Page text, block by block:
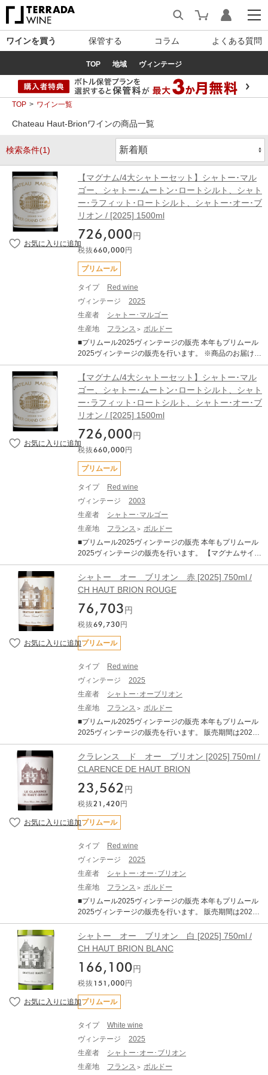
ワインを買う 保管する コラム よくある質問
TOP 地域 ヴィンテージ
TOP ワイン一覧
Chateau Haut-Brionワインの商品一覧
検索条件(1)
【マグナム/4大シャトーセット】シャトー･マル
ゴー、シャトー･ムートン･ロートシルト、シャト
ー･ラフィット･ロートシルト、シャトー･オー･ブ
リオン / [2025] 1500ml
726,000 円
税抜660,000 円
プリムール
タイプ
Red wine
ヴィンテージ
2025
生産者
シャトー･マルゴー
生産地
フランス
ボルドー
■プリムール2025ヴィンテージの販売 本年もプリムール
2025ヴィンテージの販売を行います。 ※商品のお届け予
定は2028年秋～2029年2月頃となります。 【マグナムサ
イズ販売企画】 プリムール2025の販売開始を記念いたし
まして、 人気の銘柄においてマグナムサイズ（1500ml）
の特別販売を数量限定で行います。 販売期間 7月21日
(火)～8月31日(月) ■商品について ワインの長期熟成にお
いて、一般的にボトルなどサイズが大きい方が、 よりゆ
っくりと優雅に熟成が進むといわれております。 プリム
ールだからこそできる1500mlのマグナムサイズ 4大シャ
トーを1本ずつセットにして販売いたします。 長期熟成
ポテンシャルの秘めた素晴しいヴィンテージをこの機会
にいかがでしょうか？ ・シャトー･マルゴー2025（1500
ml）×1 ・シャトー･ムートン･ロートシルト2025（150
（1500ml）×1 ・シャトー･オー･ブリオン2025（1500
ml）×1 ※商品のお届け予定は2028年秋～2029年2月頃
となります。 ■ボルドー2025年について 2025年ヴィン
テージは、近年の高糖度・高アルコール化の傾向から一
転し、「クラシックなアルコール度数」と「完璧なバラ
ンス」、「エレガンス」が備わった、長期熟成ポテンシ
月の平均気温は過去10年平均を大きく上回る暑く乾燥し
た夏でしたが、夜間に気温が下がったことで美しい酸が
保持されました 結果として、過熟感やオークの主張とい
った過剰な要素が極めて少なく 、濃縮感、フレッシュ
さ、タンニン、果実味、精緻さが完璧なバランスで調和
しています。 歴史的な低収量でリリースの本数はこの30
年の中でも最も少ないレベルに落ち込んでいます。前年
が、生産量が限定的なヴィンテージとなります。 赤ワイ
ンは総じて非常に品質が良く、濃厚で骨格がありながら
ンは総じて量が多く、長期熟成のポテンシャルの高さを
強く感じさせます。 また、白ワインも大変すばらしいヴ
ィンテージです。 完熟ブドウ由来のアロマティックさ
と、早い収穫によって維持された活き活きとした酸との
対比が素晴らしい仕上がりです 純度、複雑さ、バランス
を兼ね備えたバランスで、申し分のない素晴らしいアロ
写真はイメージとなります。エチケットなど変更となる
場合がございます。 ※説明の内容はAI翻訳による和訳を
掲載しております。 ※クール便にてお届けいたします。
※ご配送料はご購入状況に応じてご決済時に加算となり
ます。 ※TERRADA WINE STORAGEボトル保管へのお
届けも可能です。
【マグナム/4大シャトーセット】シャトー･マル
ゴー、シャトー･ムートン･ロートシルト、シャト
ー･ラフィット･ロートシルト、シャトー･オー･ブ
リオン / [2025] 1500ml
726,000 円
税抜660,000 円
プリムール
タイプ
Red wine
ヴィンテージ
2003
生産者
シャトー･マルゴー
生産地
フランス
ボルドー
■プリムール2025ヴィンテージの販売 本年もプリムール
2025ヴィンテージの販売を行います。 【マグナムサイズ
販売企画】 プリムール2025の販売開始を記念いたしまし
て、人気の銘柄においてマグナムサイズ（1500ml）の特
別販売を数量限定で行います。 販売期間 7月21日(火)～
8月31日(月) ■商品について 極めてリリース本数の少ない
ヴィンテージとなりました。 そちらを4本セットにして
の販売となります。 ボトルサイズ変更はプリムールだか
らこそおこなえる特別な商品となります。 ・シャトー･
マルゴー2025（1500ml）×1 ・シャトー･ムートン･ロ
ートシルト2025（1500ml）×1 ・シャトー･ラフィッ
ト･ロートシルト2025（1500ml）×1 ・シャトー･オー･
ブリオン2025（1500ml）×1 ※商品のお届け予定は2028
年秋～2028年2月頃となります。 ■ボルドー2025年につ
いて 2025年ヴィンテージは、近年の高糖度・高アルコー
ル化の傾向から一転し、「クラシックなアルコール度
た、長期熟成ポテンシャルの秘めた素晴しいヴィンテー
ジとなりました。 6～8月の平均気温は過去10年平均を大
ったことで美しい酸が保持されました 結果として、過熟
感やオークの主張といった過剰な要素が極めて少なく 、
璧なバランスで調和しています。 歴史的な低収量でリリ
ースの本数はこの30年の中でも最も少ないレベルに落ち
因とされていますが、生産量が限定的なヴィンテージと
骨格がありながらもエレガントで、純粋な果実味を備え
ています。 タンニンは総じて量が多く、長期熟成のポテ
大変すばらしいヴィンテージです。 完熟ブドウ由来のア
ロマティックさと、早い収穫によって維持された活き活
きとした酸との対比が素晴らしい仕上がりです 純度、複
雑さ、バランスを兼ね備えたバランスで、申し分のない
--------------- ※写真はイメージとなります。エチケットな
ど変更となる場合がございます。 ※説明の内容はAI翻訳
による和訳を掲載しております。 ※クール便にてお届け
いたします。 ※ご配送料はご購入状況に応じてご決済時
に加算となります。 ※TERRADA WINE STORAGEボト
ル保管へのお届けも可能です。
シャトー オー ブリオン 赤 [2025] 750ml /
CH HAUT BRION ROUGE
76,703 円
税抜69,730 円
プリムール
タイプ
Red wine
ヴィンテージ
2025
生産者
シャトー･オーブリオン
生産地
フランス
ボルドー
■プリムール2025ヴィンテージの販売 本年もプリムール
2025ヴィンテージの販売を行います。 販売期間は2026
年7月21日17:00～11月30日までとなります。 ※商品の
お届け予定は2028年秋～2029年2月頃となります。 ■商
品について シャトー オー ブリオン 赤 [2025] 750ml
×1 ・WA 98-100 (Wine Advocate) ・JS 98-99（James S
uckling） ■ボルドー2025年について 2025年ヴィンテー
ジは、近年の高糖度・高アルコール化の傾向から一転
し、「クラシックなアルコール度数」と「完璧なバラン
ス」、「エレガンス」が備わった、長期熟成ポテンシャ
ルの秘めた素晴しいヴィンテージとなりました。 6～8月
の平均気温は過去10年平均を大きく上回る暑く乾燥した
夏でしたが、夜間に気温が下がったことで美しい酸が保
持されました 結果として、過熟感やオークの主張といっ
た過剰な要素が極めて少なく 、濃縮感、フレッシュさ、
タンニン、果実味、精緻さが完璧なバランスで調和して
中でも最も少ないレベルに落ち込んでいます。前年の天
候による水分ストレスなどが要因とされていますが、生
じて非常に品質が良く、濃厚で骨格がありながらもエレ
ガントで、純粋な果実味を備えています。 タンニンは総
じさせます。 また、白ワインも大変すばらしいヴィンテ
ージです。 完熟ブドウ由来のアロマティックさと、早い
晴らしい仕上がりです 純度、複雑さ、バランスを兼ね備
ィを備えております。 ------------------------- ※写真はイメ
ージとなります。エチケットなど変更となる場合がござ
ります。 ※クール便にてお届けいたします。 ※ご配送料
はご購入状況に応じてご決済時に加算となります。 ※TE
クラレンス ド オー ブリオン [2025] 750ml /
CLARENCE DE HAUT BRION
23,562 円
税抜21,420 円
プリムール
タイプ
Red wine
ヴィンテージ
2025
生産者
シャトー･オー･ブリオン
生産地
フランス
ボルドー
■プリムール2025ヴィンテージの販売 本年もプリムール
2025ヴィンテージの販売を行います。 販売期間は2026
年7月21日17:00～11月30日までとなります。 ■商品につ
いて クラレンス ド オー ブリオン [2025] 750ml ×1
・WA (Wine Advocate) ・JS （James Suckling） ■ボル
ドー2025年について 2025年ヴィンテージは、近年の高
糖度・高アルコール化の傾向から一転し、「クラシック
なアルコール度数」と「完璧なバランス」、「エレガン
ス」が備わった、長期熟成ポテンシャルの秘めた素晴し
いヴィンテージとなりました。 6～8月の平均気温は過去
10年平均を大きく上回る暑く乾燥した夏でしたが、夜間
に気温が下がったことで美しい酸が保持されました 結果
として、過熟感やオークの主張といった過剰な要素が極
めて少なく 、濃縮感、フレッシュさ、タンニン、果実
味、精緻さが完璧なバランスで調和しています。 歴史的
な低収量でリリースの本数はこの30年の中でも最も少な
シャトー オー ブリオン 白 [2025] 750ml /
CH HAUT BRION BLANC
166,100 円
税抜 151,000 円
プリムール
タイプ
White wine
ヴィンテージ
2025
生産者
シャトー･オー･ブリオン
生産地
フランス ボルドー